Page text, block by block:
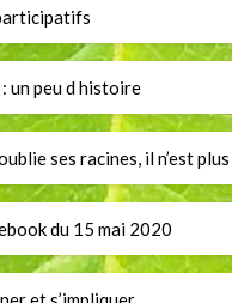
un peu d histoire
ses racines, il n’est
du 15 mai 2020